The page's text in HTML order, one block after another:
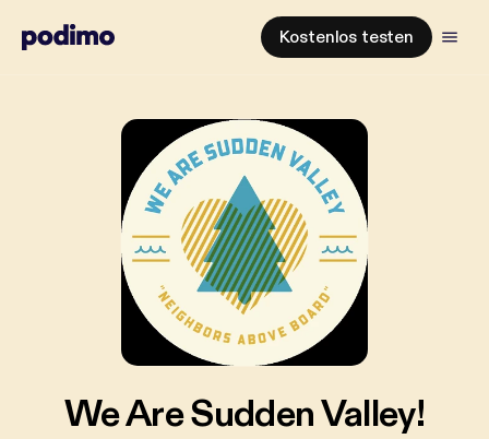
Kostenlos testen
We Are Sudden Valley!